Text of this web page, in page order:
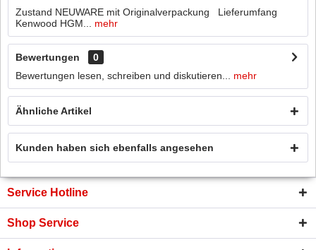
Zustand NEUWARE mit Originalverpackung Lieferumfang
Kenwood HGM...
mehr
Bewertungen
0
Bewertungen lesen, schreiben und diskutieren...
mehr
Ähnliche Artikel
Kunden haben sich ebenfalls angesehen
Service Hotline
Shop Service